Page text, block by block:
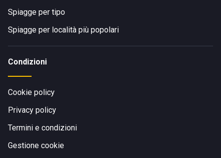
Spiagge per tipo
Spiagge per località più popolari
Condizioni
Cookie policy
Privacy policy
Termini e condizioni
Gestione cookie